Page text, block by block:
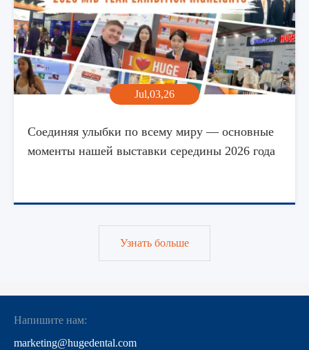
Jul,03,26
Соединяя улыбки по всему миру — основные
моменты нашей выставки середины 2026 года
Узнать больше
Напишите нам:
marketing@hugedental.com